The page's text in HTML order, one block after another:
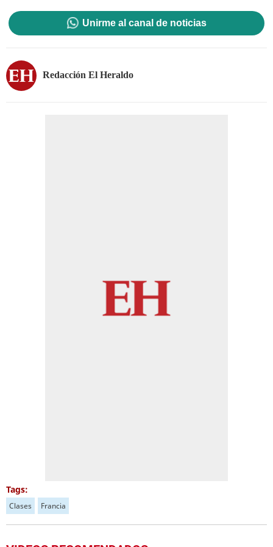
Unirme al canal de noticias
Redacción El Heraldo
Tags:
Clases Francia